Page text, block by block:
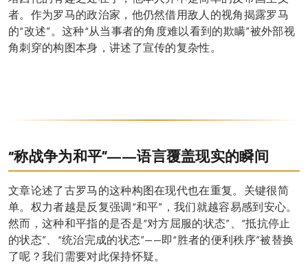
者。作为罗马的政治家，他仍然借用敌人的视角揭露罗马
的“改述”。这种“从当事者的角度难以看到的欺瞒”被外部视
角刺穿的构图本身，讲述了宣传的复杂性。
“称战争为和平”——语言覆盖现实的瞬间
文章论述了古罗马的这种构图在现代也在重复。关键很简
单。权力者越是反复强调“和平”，我们就越容易感到安心。
然而，这种和平指的是否是“对方屈服的状态”、“抵抗停止
的状态”、“统治完成的状态”——即“胜者的便利秩序”被替换
了呢？我们需要对此保持怀疑。